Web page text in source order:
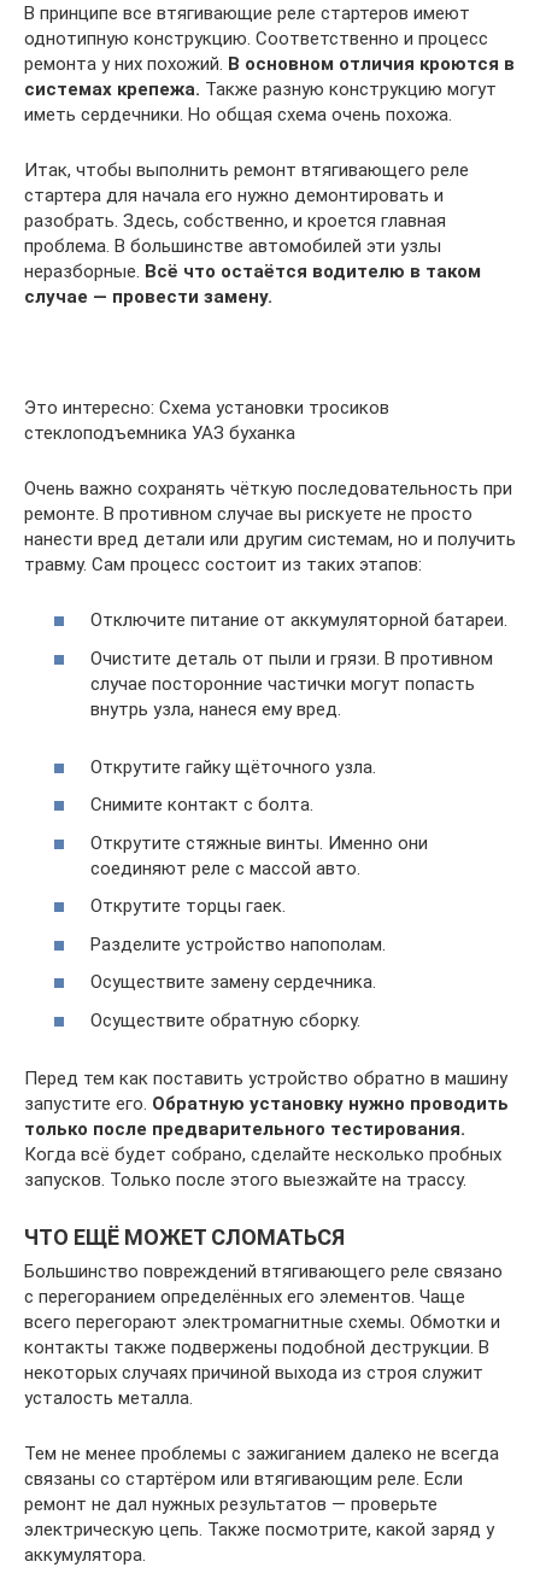
В принципе все втягивающие реле стартеров имеют
однотипную конструкцию. Соответственно и процесс
ремонта у них похожий. В основном отличия кроются в
системах крепежа. Также разную конструкцию могут
иметь сердечники. Но общая схема очень похожа.
Итак, чтобы выполнить ремонт втягивающего реле
стартера для начала его нужно демонтировать и
разобрать. Здесь, собственно, и кроется главная
проблема. В большинстве автомобилей эти узлы
неразборные. Всё что остаётся водителю в таком
случае — провести замену.
Это интересно: Схема установки тросиков
стеклоподъемника УАЗ буханка
Очень важно сохранять чёткую последовательность при
ремонте. В противном случае вы рискуете не просто
нанести вред детали или другим системам, но и получить
травму. Сам процесс состоит из таких этапов:
Отключите питание от аккумуляторной батареи.
Очистите деталь от пыли и грязи. В противном
случае посторонние частички могут попасть
внутрь узла, нанеся ему вред.
Открутите гайку щёточного узла.
Снимите контакт с болта.
Открутите стяжные винты. Именно они
соединяют реле с массой авто.
Открутите торцы гаек.
Разделите устройство напополам.
Осуществите замену сердечника.
Осуществите обратную сборку.
Перед тем как поставить устройство обратно в машину
запустите его. Обратную установку нужно проводить
только после предварительного тестирования.
Когда всё будет собрано, сделайте несколько пробных
запусков. Только после этого выезжайте на трассу.
ЧТО ЕЩЁ МОЖЕТ СЛОМАТЬСЯ
Большинство повреждений втягивающего реле связано
с перегоранием определённых его элементов. Чаще
всего перегорают электромагнитные схемы. Обмотки и
контакты также подвержены подобной деструкции. В
некоторых случаях причиной выхода из строя служит
усталость металла.
Тем не менее проблемы с зажиганием далеко не всегда
связаны со стартёром или втягивающим реле. Если
ремонт не дал нужных результатов — проверьте
электрическую цепь. Также посмотрите, какой заряд у
аккумулятора.